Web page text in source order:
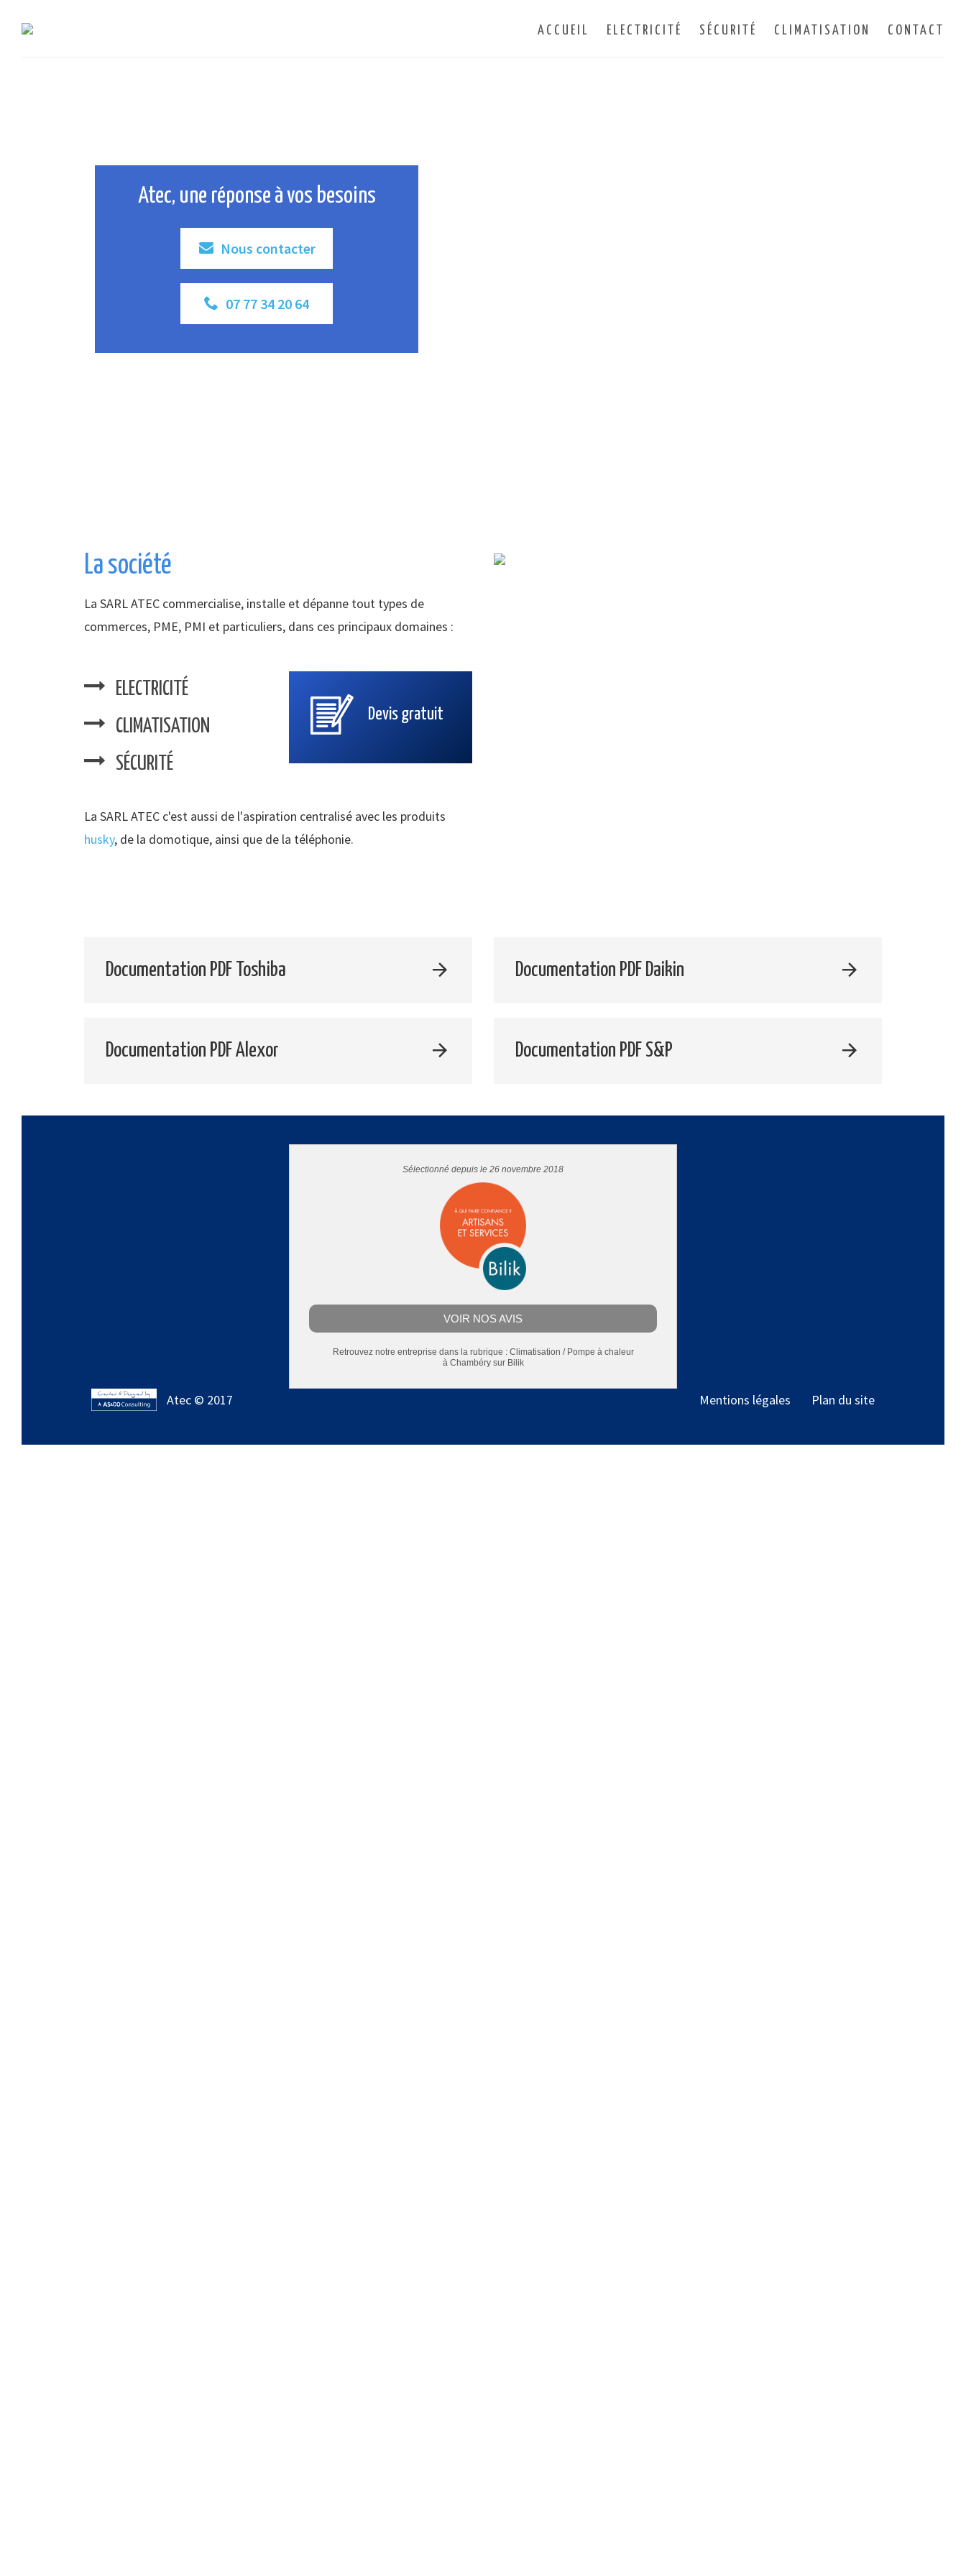
ACCUEIL ELECTRICITÉ SÉCURITÉ CLIMATISATION CONTACT
Atec, une réponse à vos besoins
Nous contacter
07 77 34 20 64
La société
La SARL ATEC commercialise, installe et dépanne tout types de
commerces, PME, PMI et particuliers, dans ces principaux domaines :
ELECTRICITÉ
CLIMATISATION
SÉCURITÉ
Devis gratuit
La SARL ATEC c'est aussi de l'aspiration centralisé avec les produits
husky, de la domotique, ainsi que de la téléphonie.
Documentation PDF Toshiba Documentation PDF Daikin
Documentation PDF Alexor Documentation PDF S&P
Sélectionné depuis le 26 novembre 2018
VOIR NOS AVIS
Retrouvez notre entreprise dans la rubrique : Climatisation / Pompe à chaleur
à Chambérysur Bilik
Atec © 2017 Mentions légales Plan du site